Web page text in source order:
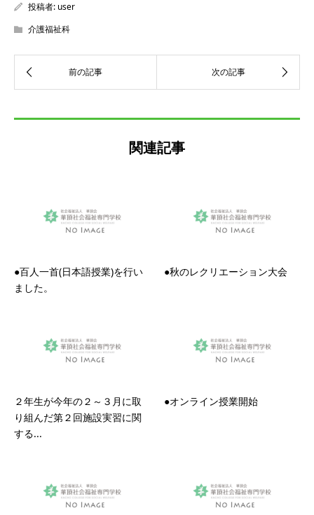
投稿者: user
介護福祉科
関連記事
●百人一首(日本語授業)を行い
ました。
●秋のレクリエーション大会
２年生が今年の２～３月に取
り組んだ第２回施設実習に関
する...
●オンライン授業開始